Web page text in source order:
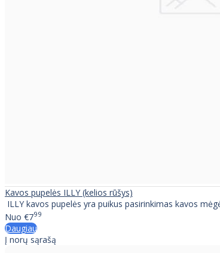
Kavos pupelės ILLY (kelios rūšys)
ILLY kavos pupelės yra puikus pasirinkimas kavos
Nuo €799
Daugiau
Į norų sąrašą